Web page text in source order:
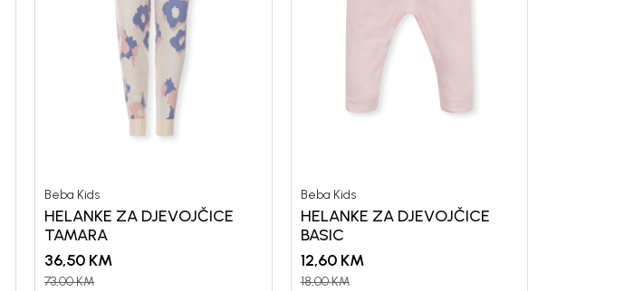
Beba Kids
HELANKE ZA DJEVOJČICE
TAMARA
36,50 KM
73,00KM
Beba Kids
HELANKE ZA DJEVOJČICE
BASIC
12,60 KM
18,00KM
putem Promo-Tiket koda!
Potvrđujem da sam pročitao/la, razumeo/la i da se slažem sa
politikom privatnosti